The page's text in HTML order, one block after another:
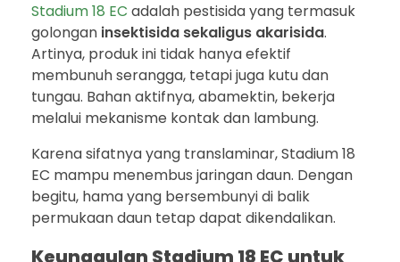
Stadium 18 EC adalah pestisida yang termasuk
golongan insektisida sekaligus akarisida.
Artinya, produk ini tidak hanya efektif
membunuh serangga, tetapi juga kutu dan
tungau. Bahan aktifnya, abamektin, bekerja
melalui mekanisme kontak dan lambung.
Karena sifatnya yang translaminar, Stadium 18
EC mampu menembus jaringan daun. Dengan
begitu, hama yang bersembunyi di balik
permukaan daun tetap dapat dikendalikan.
Keunggulan Stadium 18 EC untuk